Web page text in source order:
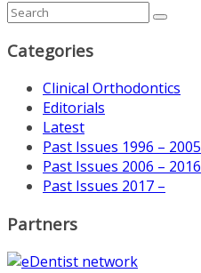
Categories
Clinical Orthodontics
Editorials
Latest
Past Issues 1996 – 2005
Past Issues 2006 – 2016
Past Issues 2017 –
Partners